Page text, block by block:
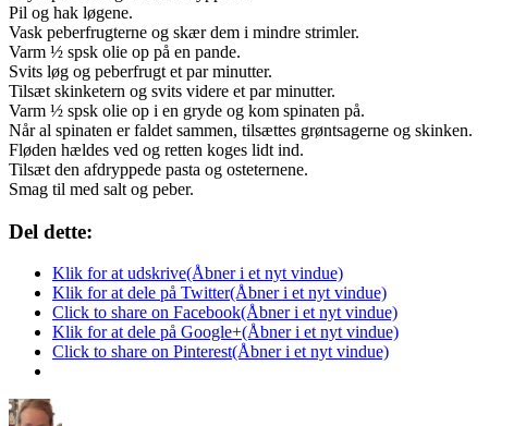
Pil og hak løgene.
Vask peberfrugterne og skær dem i mindre strimler.
Varm ½ spsk olie op på en pande.
Svits løg og peberfrugt et par minutter.
Tilsæt skinketern og svits videre et par minutter.
Varm ½ spsk olie op i en gryde og kom spinaten på.
Når al spinaten er faldet sammen, tilsættes grøntsagerne og skinken.
Fløden hældes ved og retten koges lidt ind.
Tilsæt den afdryppede pasta og osteternene.
Smag til med salt og peber.
Del dette:
Klik for at udskrive(Åbner i et nyt vindue)
Klik for at dele på Twitter(Åbner i et nyt vindue)
Click to share on Facebook(Åbner i et nyt vindue)
Klik for at dele på Google+(Åbner i et nyt vindue)
Click to share on Pinterest(Åbner i et nyt vindue)